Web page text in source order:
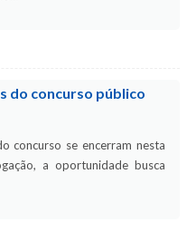
do concurso público
concurso se encerram nesta
a oportunidade busca